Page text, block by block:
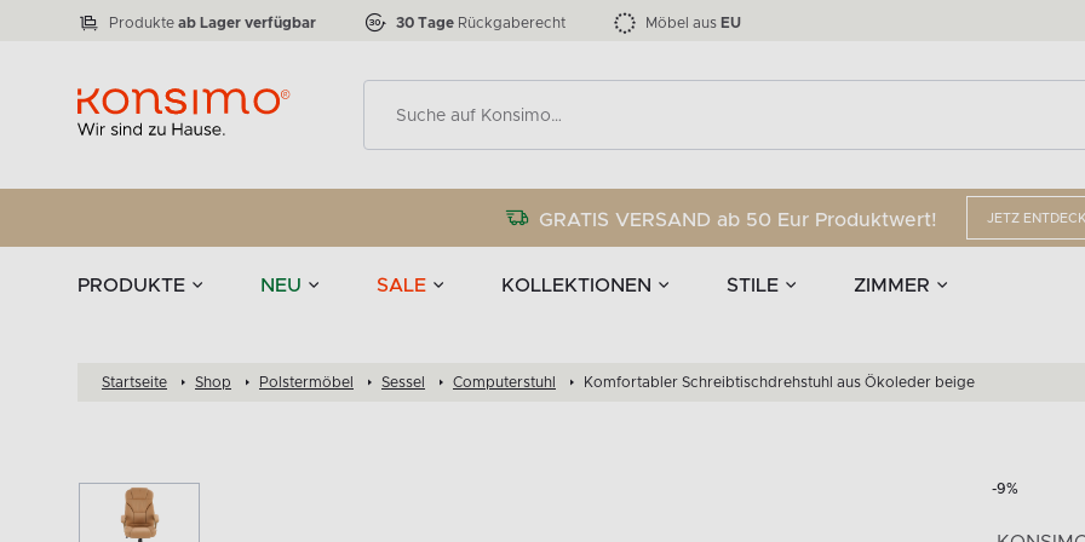
Produkte ab Lager verfügbar 30 Tage Rückgaberecht Möbel aus EU
GRATIS VERSAND ab 50 Eur Produktwert! JETZ
PRODUKTE NEU SALE KOLLEKTIONEN STILE ZIMMER
Tischgeschirr und Accessoires
zu 50 % Die LOFTY-Möbelkollektion bis zu 34 %
VICTO Anzahl der Produkte:77 EPIRI Anzahl der Produkte:
ELEGANT Anzahl der Produkte:888 TEENS Anzahl der Produkte:
Tischlampen
Startseite Shop Polstermöbel Sessel Computerstuhl Komfortabler Schreibtischdrehstuhl aus Ökoleder beige
-9%